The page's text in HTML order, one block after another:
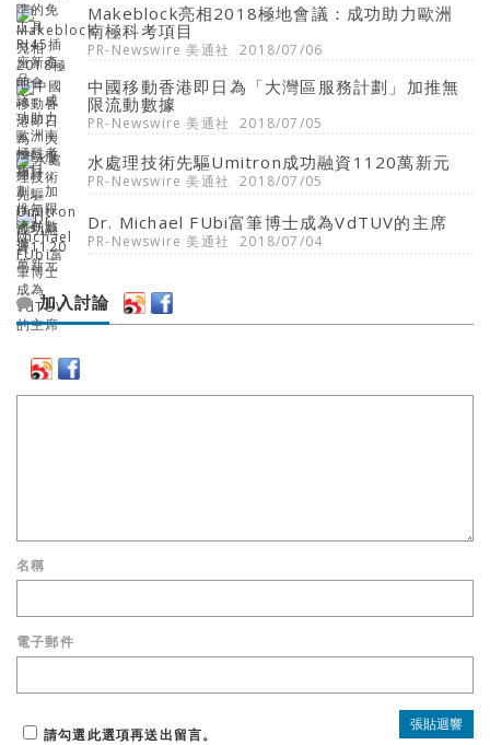
Makeblock亮相2018極地會議：成功助力歐洲
南極科考項目
PR-Newswire 美通社 2018/07/06
中國移動香港即日為「大灣區服務計劃」加推無
限流動數據
PR-Newswire 美通社 2018/07/05
水處理技術先驅Umitron成功融資1120萬新元
PR-Newswire 美通社 2018/07/05
Dr. Michael FUbi富筆博士成為VdTUV的主席
PR-Newswire 美通社 2018/07/04
加入討論
名稱
電子郵件
請勾選此選項再送出留言。